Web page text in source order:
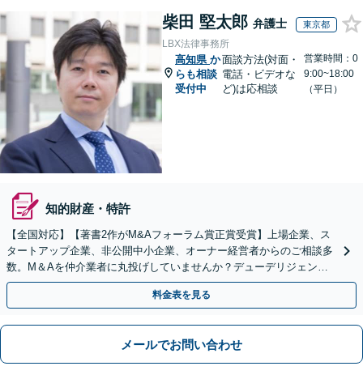
柴田 堅太郎 弁護士 東京都
LBX法律事務所
高知県 か
らも相談
受付中
面談方法(対面・
電話・ビデオな
ど)は応相談
営業時間：0
9:00~18:00
（平日）
知的財産・特許
【全国対応】【著書2作がM&Aフォーラム賞正賞受賞】上場企業、ス
タートアップ企業、非公開中小企業、オーナー経営者からのご相談多
数。M＆Aを仲介業者に丸投げしていませんか？デューデリジェンス
や契約書作成・交渉はお任せください【初回無料】
料金表を見る
メールでお問い合わせ